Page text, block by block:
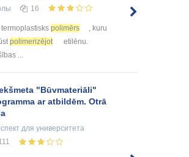
16
termoplastisks polimērs
, kuru
polimerizējot
etilēnu.
...
"Būvmateriāli"
ar atbildēm. Otrā
для университета